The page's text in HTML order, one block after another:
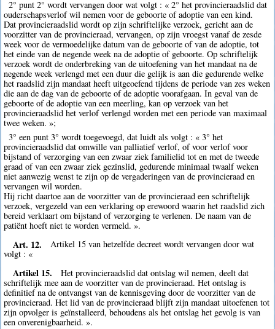
2° punt 2° wordt vervangen door wat volgt : « 2° het provincieraadslid dat
ouderschapsverlof wil nemen voor de geboorte of adoptie van een kind.
Dat provincieraadslid wordt op zijn schriftelijke verzoek, gericht aan de
voorzitter van de provincieraad, vervangen, op zijn vroegst vanaf de zesde
week voor de vermoedelijke datum van de geboorte of van de adoptie, tot
het einde van de negende week na de adoptie of geboorte. Op schriftelijk
verzoek wordt de onderbreking van de uitoefening van het mandaat na de
negende week verlengd met een duur die gelijk is aan die gedurende welke
het raadslid zijn mandaat heeft uitgeoefend tijdens de periode van zes weken
die aan de dag van de geboorte of de adoptie voorafgaan. In geval van de
geboorte of de adoptie van een meerling, kan op verzoek van het
provincieraadslid het verlof verlengd worden met een periode van maximaal
twee weken. »;
3° een punt 3° wordt toegevoegd, dat luidt als volgt : « 3° het
provincieraadslid dat omwille van palliatief verlof, of voor verlof voor
bijstand of verzorging van een zwaar ziek familielid tot en met de tweede
graad of van een zwaar ziek gezinslid, gedurende minimaal twaalf weken
niet aanwezig wenst te zijn op de vergaderingen van de provincieraad en
vervangen wil worden.
Hij richt daartoe aan de voorzitter van de provincieraad een schriftelijk
verzoek, vergezeld van een verklaring op erewoord waarin het raadslid zich
bereid verklaart om bijstand of verzorging te verlenen. De naam van de
patiënt hoeft niet te worden vermeld. ».
Art. 12.
Artikel 15 van hetzelfde decreet wordt vervangen door wat
volgt : «
Artikel 15.
Het provincieraadslid dat ontslag wil nemen, deelt dat
schriftelijk mee aan de voorzitter van de provincieraad. Het ontslag is
definitief na de ontvangst van de kennisgeving door de voorzitter van de
provincieraad. Het lid van de provincieraad blijft zijn mandaat uitoefenen tot
zijn opvolger is geïnstalleerd, behoudens als het ontslag het gevolg is van
een onverenigbaarheid. ».